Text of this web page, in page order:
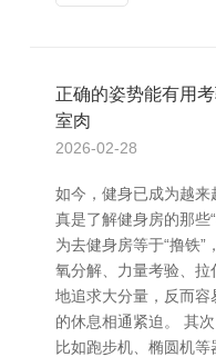
正确的姿势能有用
室肉
2026-02-28
如今，健身已成为越
真是了解健身房的那些
为去健身房等于“撸铁
氧分解、力量考验、拉
地追求大分量，反而
的休息相通紧迫。 其
比如跑步机、椭圆机